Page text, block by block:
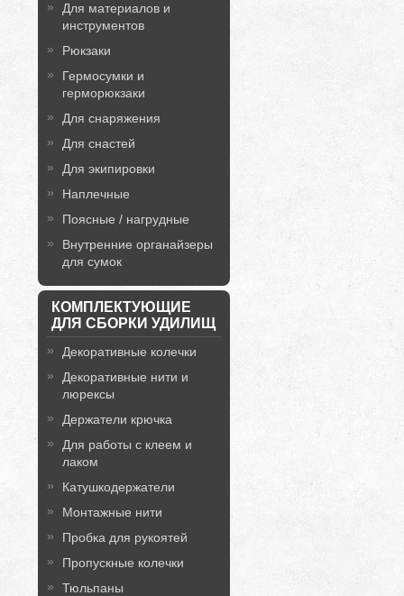
Для материалов и
инструментов
Рюкзаки
Гермосумки и
герморюкзаки
Для снаряжения
Для снастей
Для экипировки
Наплечные
Поясные / нагрудные
Внутренние органайзеры
для сумок
КОМПЛЕКТУЮЩИЕ
ДЛЯ СБОРКИ УДИЛИЩ
Декоративные колечки
Декоративные нити и
люрексы
Держатели крючка
Для работы с клеем и
лаком
Катушкодержатели
Монтажные нити
Пробка для рукоятей
Пропускные колечки
Тюльпаны